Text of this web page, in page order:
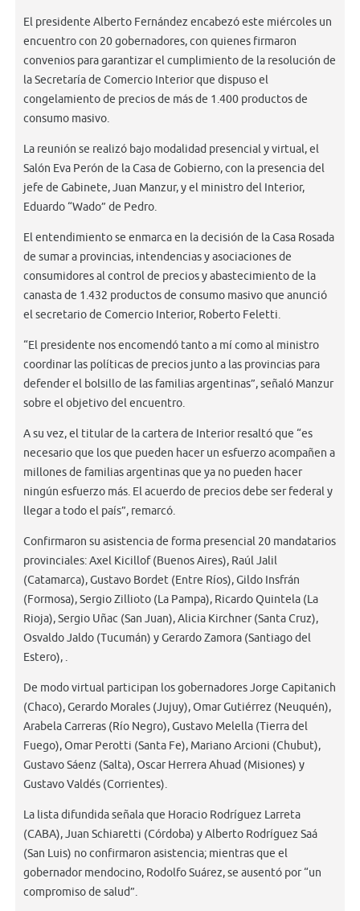
El presidente Alberto Fernández encabezó este miércoles un
encuentro con 20 gobernadores, con quienes firmaron
convenios para garantizar el cumplimiento de la resolución de
la Secretaría de Comercio Interior que dispuso el
congelamiento de precios de más de 1.400 productos de
consumo masivo.
La reunión se realizó bajo modalidad presencial y virtual, el
Salón Eva Perón de la Casa de Gobierno, con la presencia del
jefe de Gabinete, Juan Manzur, y el ministro del Interior,
Eduardo “Wado” de Pedro.
El entendimiento se enmarca en la decisión de la Casa Rosada
de sumar a provincias, intendencias y asociaciones de
consumidores al control de precios y abastecimiento de la
canasta de 1.432 productos de consumo masivo que anunció
el secretario de Comercio Interior, Roberto Feletti.
“El presidente nos encomendó tanto a mí como al ministro
coordinar las políticas de precios junto a las provincias para
defender el bolsillo de las familias argentinas”, señaló Manzur
sobre el objetivo del encuentro.
A su vez, el titular de la cartera de Interior resaltó que “es
necesario que los que pueden hacer un esfuerzo acompañen a
millones de familias argentinas que ya no pueden hacer
ningún esfuerzo más. El acuerdo de precios debe ser federal y
llegar a todo el país”, remarcó.
Confirmaron su asistencia de forma presencial 20 mandatarios
provinciales: Axel Kicillof (Buenos Aires), Raúl Jalil
(Catamarca), Gustavo Bordet (Entre Ríos), Gildo Insfrán
(Formosa), Sergio Zillioto (La Pampa), Ricardo Quintela (La
Rioja), Sergio Uñac (San Juan), Alicia Kirchner (Santa Cruz),
Osvaldo Jaldo (Tucumán) y Gerardo Zamora (Santiago del
Estero), .
De modo virtual participan los gobernadores Jorge Capitanich
(Chaco), Gerardo Morales (Jujuy), Omar Gutiérrez (Neuquén),
Arabela Carreras (Río Negro), Gustavo Melella (Tierra del
Fuego), Omar Perotti (Santa Fe), Mariano Arcioni (Chubut),
Gustavo Sáenz (Salta), Oscar Herrera Ahuad (Misiones) y
Gustavo Valdés (Corrientes).
La lista difundida señala que Horacio Rodríguez Larreta
(CABA), Juan Schiaretti (Córdoba) y Alberto Rodríguez Saá
(San Luis) no confirmaron asistencia; mientras que el
gobernador mendocino, Rodolfo Suárez, se ausentó por “un
compromiso de salud”.